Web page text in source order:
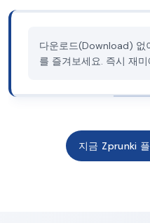
다운로드(Download) 없
를 즐겨보세요. 즉시 재
지금 Zprunki